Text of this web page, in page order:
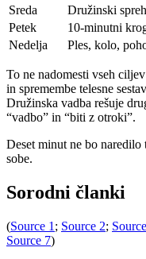
Sreda
Družinski
Petek
10-minutni
Nedelja
Ples, kolo,
To ne nadomesti vseh
in spremembe telesne
Družinska vadba rešuje
“vadbo” in “biti z otroki”.
Deset minut ne bo naredilo
sobe.
Sorodni članki
(Source 1 ; Source 2;
Source 7)